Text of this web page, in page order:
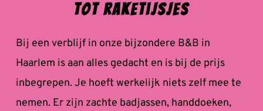
tot Raketijsjes
Bij een verblijf in onze bijzondere B&B in
Haarlem is aan alles gedacht en is bij de prijs
inbegrepen. Je hoeft werkelijk niets zelf mee te
nemen. Er zijn zachte badjassen, handdoeken,